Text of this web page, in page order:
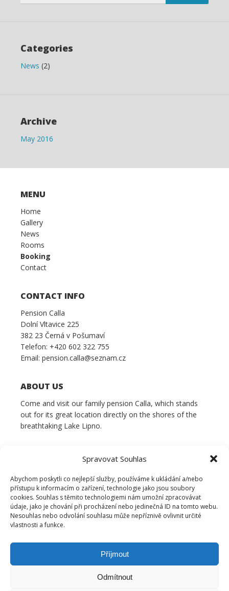
Spravovat Souhlas
Abychom poskytli co nejlepší služby, používáme k ukládání a/nebo
přístupu k informacím o zařízení, technologie jako jsou soubory
cookies. Souhlas s těmito technologiemi nám umožní zpracovávat
údaje, jako je chování při procházení nebo jedinečná ID na tomto webu.
Nesouhlas nebo odvolání souhlasu může nepříznivě ovlivnit určité
vlastnosti a funkce.
Příjmout
Odmítnout
Categories
News (2)
Archive
May 2016
MENU
Home
Gallery
News
Rooms
Booking
Contact
CONTACT INFO
Pension Calla
Dolní Vltavice 225
382 23 Černá v Pošumaví
Telefon: +420 602 322 755
Email: pension.calla@seznam.cz
ABOUT US
Come and visit our family pension Calla, which stands
out for its great location directly on the shores of the
breathtaking Lake Lipno.